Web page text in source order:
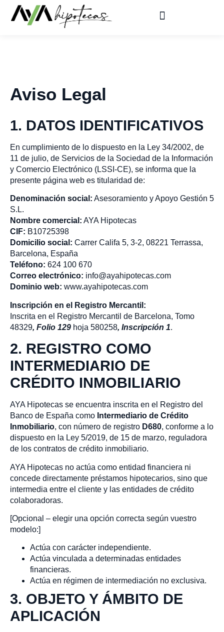
Aviso Legal
1. DATOS IDENTIFICATIVOS
En cumplimiento de lo dispuesto en la Ley 34/2002, de
11 de julio, de Servicios de la Sociedad de la Información
y Comercio Electrónico (LSSI-CE), se informa que la
presente página web es titularidad de:
Denominación social: Asesoramiento y Apoyo Gestión 5
S.L.
Nombre comercial: AYA Hipotecas
CIF: B10725398
Domicilio social: Carrer Califa 5, 3-2, 08221 Terrassa,
Barcelona, España
Teléfono: 624 100 670
Correo electrónico: info@ayahipotecas.com
Dominio web: www.ayahipotecas.com
Inscripción en el Registro Mercantil:
Inscrita en el Registro Mercantil de Barcelona, Tomo
48329, Folio 129 hoja 580258, Inscripción 1.
2. REGISTRO COMO
INTERMEDIARIO DE
CRÉDITO INMOBILIARIO
AYA Hipotecas se encuentra inscrita en el Registro del
Banco de España como Intermediario de Crédito
Inmobiliario, con número de registro D680, conforme a lo
dispuesto en la Ley 5/2019, de 15 de marzo, reguladora
de los contratos de crédito inmobiliario.
AYA Hipotecas no actúa como entidad financiera ni
concede directamente préstamos hipotecarios, sino que
intermedia entre el cliente y las entidades de crédito
colaboradoras.
[Opcional – elegir una opción correcta según vuestro
modelo:]
Actúa con carácter independiente.
Actúa vinculada a determinadas entidades
financieras.
Actúa en régimen de intermediación no exclusiva.
3. OBJETO Y ÁMBITO DE
APLICACIÓN